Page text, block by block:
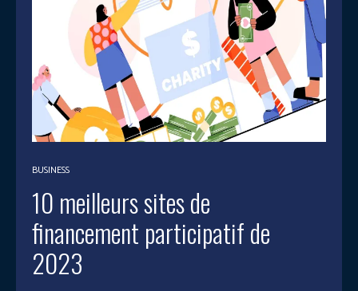
BUSINESS
10 meilleurs sites de
financement participatif de
2023